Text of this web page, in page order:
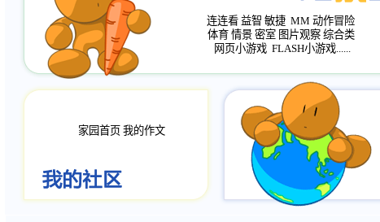
连连看 益智 敏捷 MM 动作冒险
体育 情景 密室 图片观察 综合类
网页小游戏 FLASH小游戏......
家园首页 我的作文